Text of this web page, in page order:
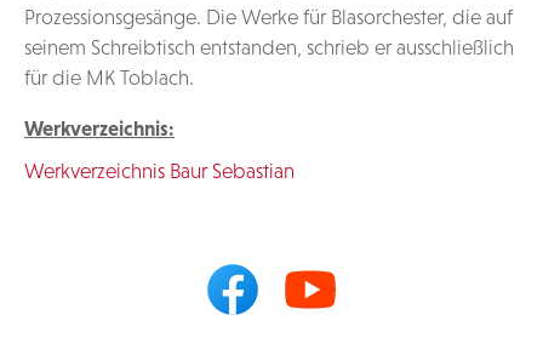
Prozessionsgesänge. Die Werke für Blasorchester, die auf
seinem Schreibtisch entstanden, schrieb er ausschließlich
für die MK Toblach.
Werkverzeichnis:
Werkverzeichnis Baur Sebastian